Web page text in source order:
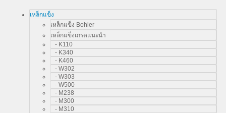
เหล็กแข็ง
เหล็กแข็ง Bohler
เหล็กแข็งเกรดแนะนำ
- K110
- K340
- K460
- W302
- W303
- W500
- M238
- M300
- M310